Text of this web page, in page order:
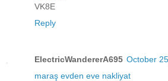
VK8E
Reply
ElectricWandererA695 October
maraş evden eve nakliyat